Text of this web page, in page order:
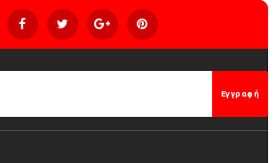
Εγγραφή